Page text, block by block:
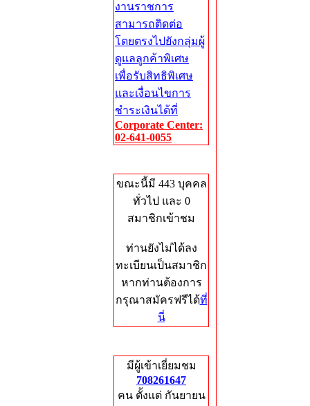
งานราชการ
สามารถติดต่อ
โดยตรงไปยังกลุ่มผู้
ดูแลลูกค้าพิเศษ
เพื่อรับสิทธิพิเศษ
และเงื่อนไขการ
ชำระเงินได้ที่
Corporate Center:
02-641-0055
ขณะนี้มี 443 บุคคล
ทั่วไป และ 0
สมาชิกเข้าชม
ท่านยังไม่ได้ลง
ทะเบียนเป็นสมาชิก
หากท่านต้องการ
กรุณาสมัครฟรีได้ที่
นี่
มีผู้เข้าเยี่ยมชม
708261647
คน ตั้งแต่ กันยายน